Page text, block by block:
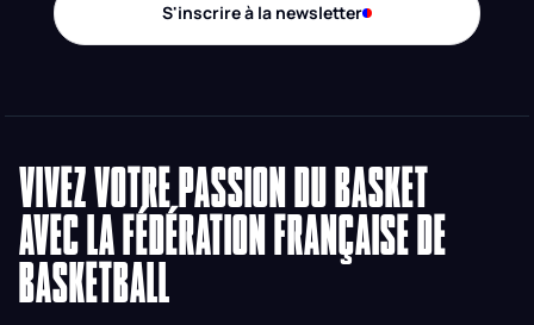
S'inscrire à la newsletter
VIVEZ VOTRE PASSION DU BASKET
AVEC LA FÉDÉRATION FRANÇAISE DE
BASKETBALL